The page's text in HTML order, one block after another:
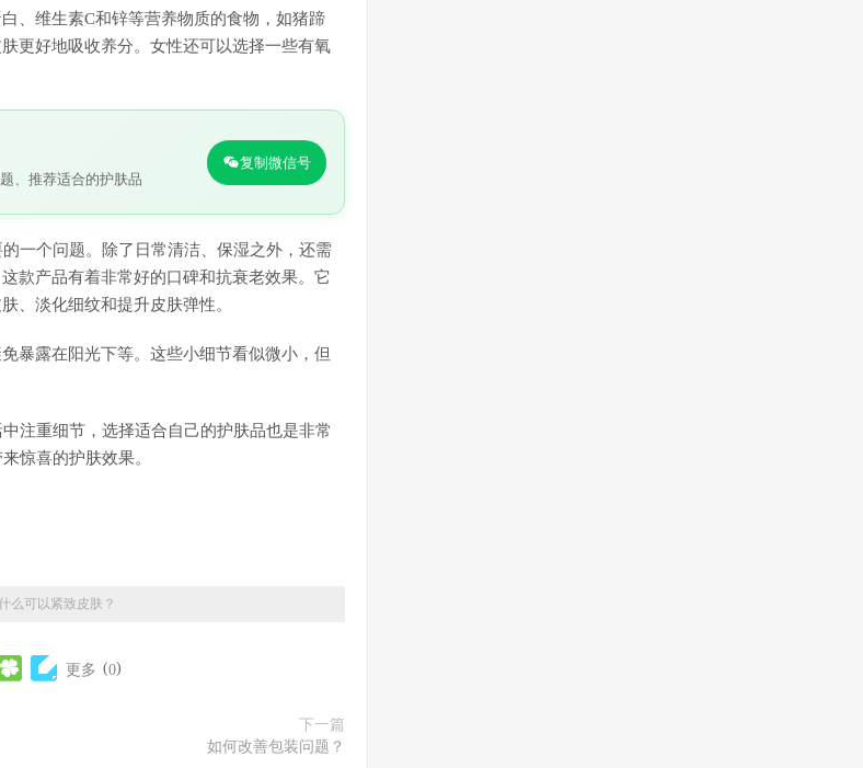
、维生素C和锌等营养物质的食物，如猪蹄
更好地吸收养分。女性还可以选择一些有氧
、推荐适合的护肤品
复制微信号
一个问题。除了日常清洁、保湿之外，还需
款产品有着非常好的口碑和抗衰老效果。它
、淡化细纹和提升皮肤弹性。
暴露在阳光下等。这些小细节看似微小，但
注重细节，选择适合自己的护肤品也是非常
惊喜的护肤效果。
么可以紧致皮肤？
更多 (0)
下一篇
如何改善包装问题？